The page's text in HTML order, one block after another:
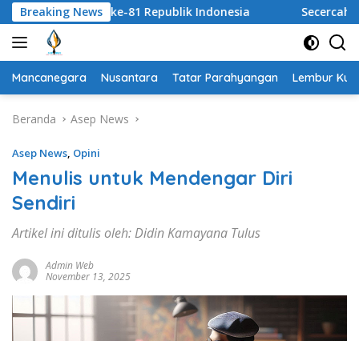
Langsung
ke
konten
Breaking News
ke-81 Republik Indonesia Secercah Sinar Mentari
Mancanegara Nusantara Tatar Parahyangan Lembur
Beranda Asep News
Asep News, Opini
Menulis untuk Mendengar Diri
Sendiri
Artikel ini ditulis oleh: Didin Kamayana Tulus
Admin Web
November 13, 2025